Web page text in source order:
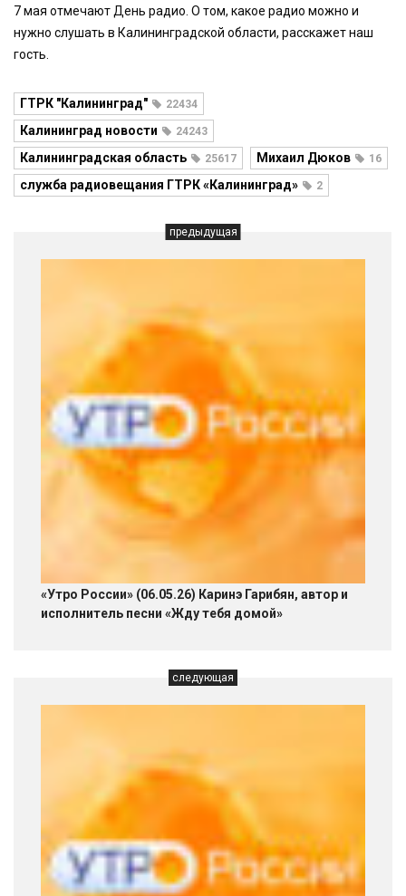
7 мая отмечают День радио. О том, какое радио можно и
нужно слушать в Калининградской области, расскажет наш
гость.
ГТРК "Калининград" 22434
Калининград новости 24243
Калининградская область 25617 Михаил Дюков 16
служба радиовещания ГТРК «Калининград» 2
предыдущая
«Утро России» (06.05.26) Каринэ Гарибян, автор и
исполнитель песни «Жду тебя домой»
следующая